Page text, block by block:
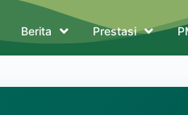
Berita Prestasi